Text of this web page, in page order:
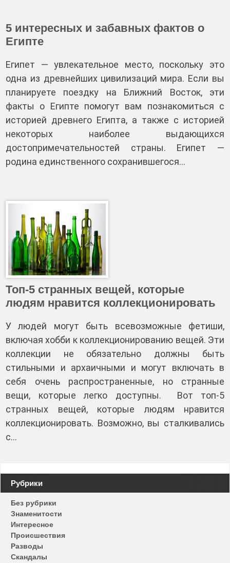
5 интересных и забавных фактов о
Египте
Египет — увлекательное место, поскольку это
одна из древнейших цивилизаций мира. Если вы
планируете поездку на Ближний Восток, эти
факты о Египте помогут вам познакомиться с
историей древнего Египта, а также с историей
некоторых наиболее выдающихся
достопримечательностей страны. Египет —
родина единственного сохранившегося…
Топ-5 странных вещей, которые
людям нравится коллекционировать
У людей могут быть всевозможные фетиши,
включая хобби к коллекционированию вещей. Эти
коллекции не обязательно должны быть
стильными и архаичными и могут включать в
себя очень распространенные, но странные
вещи, которые легко доступны. Вот топ-5
странных вещей, которые людям нравится
коллекционировать. Возможно, вы сталкивались
с…
Навигация
по
записям
Рубрики
Без рубрики
Знаменитости
Интересное
Происшествия
Разводы
Скандалы